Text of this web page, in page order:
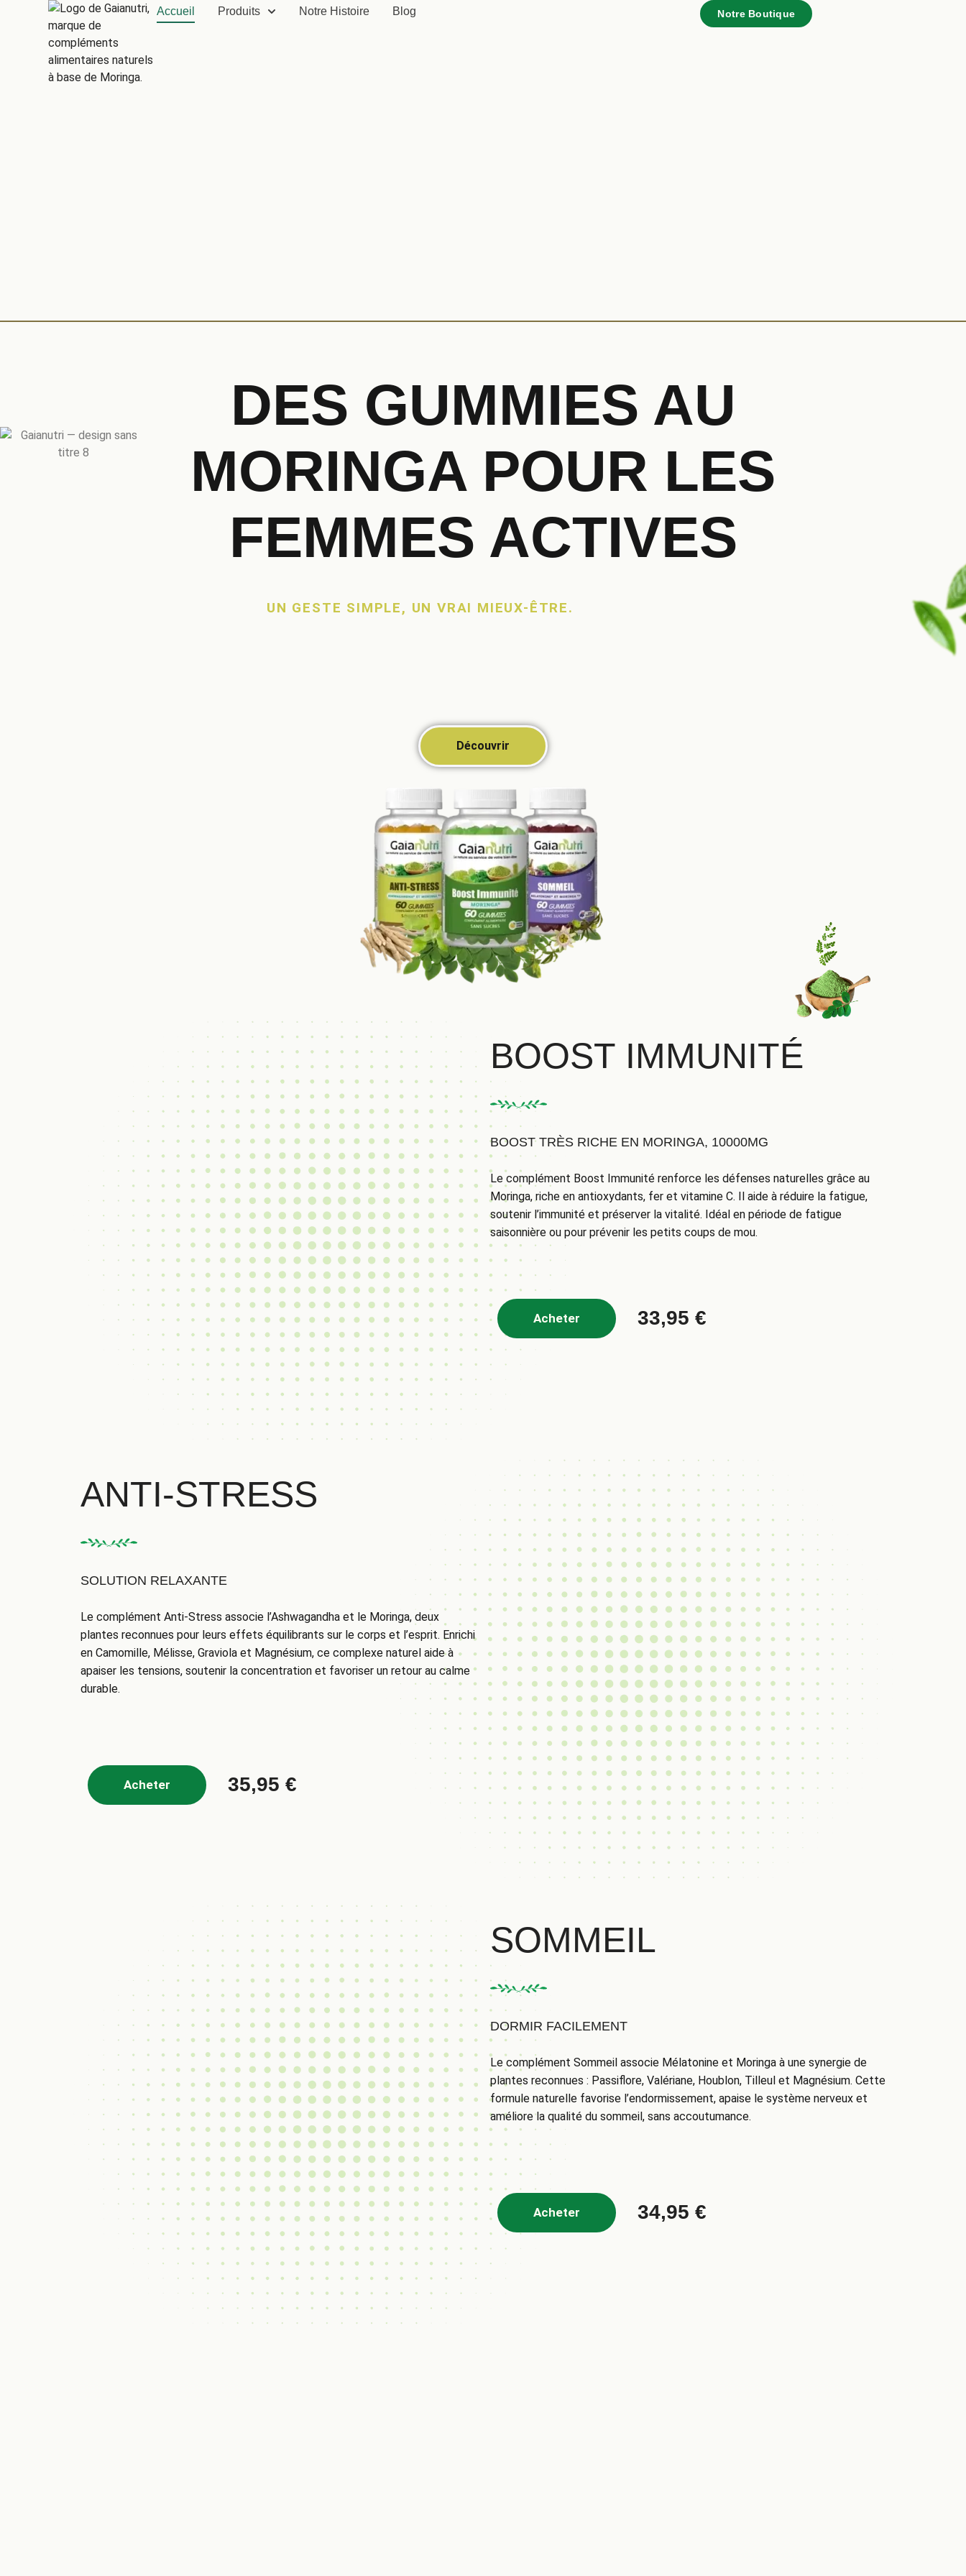
Accueil Produits Notre Histoire Blog Notre Boutique
DES GUMMIES AU
MORINGA POUR LES
FEMMES ACTIVES
UN GESTE SIMPLE, UN VRAI MIEUX-ÊTRE.
Découvrir
BOOST IMMUNITÉ
BOOST TRÈS RICHE EN MORINGA, 10000MG
Le complément Boost Immunité renforce les défenses naturelles grâce au
Moringa, riche en antioxydants, fer et vitamine C. Il aide à réduire la fatigue,
soutenir l’immunité et préserver la vitalité. Idéal en période de fatigue
saisonnière ou pour prévenir les petits coups de mou.
Acheter 33,95 €
ANTI-STRESS
SOLUTION RELAXANTE
Le complément Anti-Stress associe l’Ashwagandha et le Moringa, deux
plantes reconnues pour leurs effets équilibrants sur le corps et l’esprit. Enrichi
en Camomille, Mélisse, Graviola et Magnésium, ce complexe naturel aide à
apaiser les tensions, soutenir la concentration et favoriser un retour au calme
durable.
Acheter 35,95 €
SOMMEIL
DORMIR FACILEMENT
Le complément Sommeil associe Mélatonine et Moringa à une synergie de
plantes reconnues : Passiflore, Valériane, Houblon, Tilleul et Magnésium. Cette
formule naturelle favorise l’endormissement, apaise le système nerveux et
améliore la qualité du sommeil, sans accoutumance.
Acheter 34,95 €